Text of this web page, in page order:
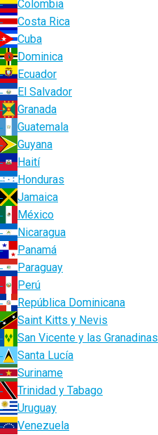
Colombia
Costa Rica
Cuba
Dominica
Ecuador
El Salvador
Granada
Guatemala
Guyana
Haití
Honduras
Jamaica
México
Nicaragua
Panamá
Paraguay
Perú
República Dominicana
Saint Kitts y Nevis
San Vicente y las Granadinas
Santa Lucía
Suriname
Trinidad y Tabago
Uruguay
Venezuela